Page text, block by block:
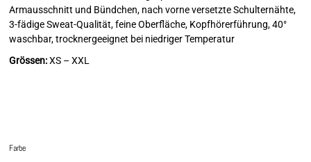
Armausschnitt und Bündchen, nach vorne versetzte Schulternähte,
3-fädige Sweat-Qualität, feine Oberfläche, Kopfhörerführung, 40°
waschbar, trocknergeeignet bei niedriger Temperatur
Grössen:XS – XXL
Farbe